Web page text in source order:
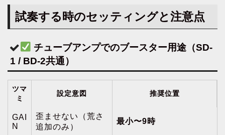
試奏する時のセッティングと注意点
チューブアンプでのブースター用途（SD-
1 / BD-2共通）
ツマ
ミ
設定意図 推奨位置
GAI
N
歪ませない（荒さ
追加のみ）
最小〜9時